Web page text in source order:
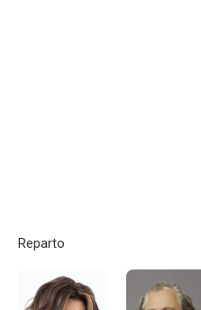
Reparto